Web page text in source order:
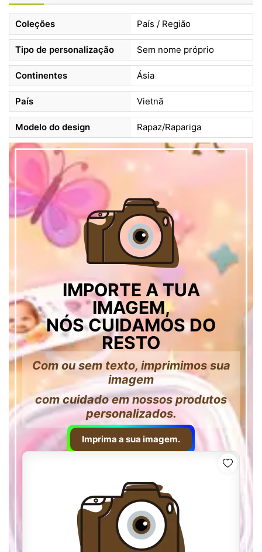
Coleções País / Região
Tipo de personalização Sem nome próprio
Continentes Ásia
País Vietnã
Modelo do design Rapaz/Rapariga
IMPORTE A TUA
IMAGEM,
NÓS CUIDAMOS DO
RESTO
Com ou sem texto, imprimimos sua
imagem
com cuidado em nossos produtos
personalizados.
Imprima a sua imagem.